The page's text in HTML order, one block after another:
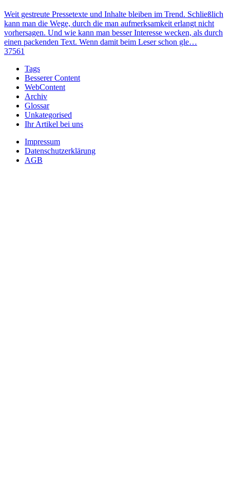
Weit gestreute Pressetexte und Inhalte bleiben im Trend. Schließlich
kann man die Wege, durch die man aufmerksamkeit erlangt nicht
vorhersagen. Und wie kann man besser Interesse wecken, als durch
einen packenden Text. Wenn damit beim Leser schon gle…
37561
Tags
Besserer Content
WebContent
Archiv
Glossar
Unkategorised
Ihr Artikel bei uns
Impressum
Datenschutzerklärung
AGB